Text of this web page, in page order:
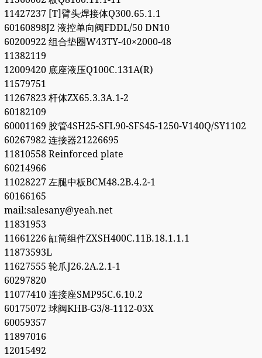
11427237 [T]臂头焊接体Q300.65.1.1
60160898J2 液控单向阀FDDL/50 DN10
60200922 组合垫圈W43TY-40×2000-48
11382119
12009420 底座液压Q100C.131A(R)
11579751
11267823 杆体ZX65.3.3A.1-2
60182109
60001169 胶管4SH25-SFL90-SFS45-1250-V140Q/SY1102
60267982 连接器21226695
11810558 Reinforced plate
60214966
11028227 左腿中板BCM48.2B.4.2-1
60166165
mail:salesany@yeah.net
11831953
11661226 缸筒组件ZXSH400C.11B.18.1.1.1
11873593L
11627555 轮爪J26.2A.2.1-1
60297820
11077410 连接座SMP95C.6.10.2
60175072 球阀KHB-G3/8-1112-03X
60059357
11897016
12015492